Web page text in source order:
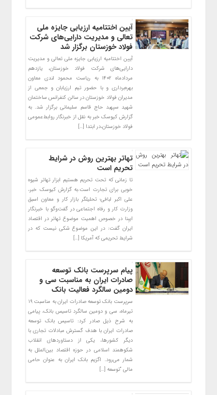
آیین اختتامیه ارزیابی جایزه ملی
تعالی و مدیریت دارایی‌های شرکت
فولاد خوزستان برگزار شد
آیین اختتامیه ارزیابی جایزه ملی تعالی و مدیریت
دارایی‌های شرکت فولاد خوزستان، یازدهم
مردادماه ۱۴۰۲ به ریاست محمود لندی معاون
بهره‌برداری و با حضور تیم ارزیابان و جمعی از
مدیران فولاد خوزستان در سالن کنفرانس ساختمان
شهید سپهبد حاج قاسم سلیمانی برگزار شد. به
گزارش کیوسک خبر به نقل از خبرنگار روابط‌عمومی
فولاد خوزستان،در ابتدا […]
تهاتر بهترین روش در شرایط
تحریم است
تا زمانی که تحت تحریم هستیم ابزار تهاتر شیوه
خوبی برای تجارت است.به گزارش کیوسک خبر،
علی اکبر لبافی؛ تحلیلگر بازار کار و معاون اسبق
وزارت کار و رفاه اجتماعی در گفت‌وگو با خبرنگار
ایبِنا در خصوص اهمیت موضوع تهاتر در اقتصاد
ایران گفت: در این موضوع شکی نیست که در
شرایط تحریمی که آمریکا […]
پیام سرپرست بانک توسعه
صادرات ایران به مناسبت سی و
دومین سالگرد فعالیت بانک
سرپرست بانک توسعه صادرات ایران به مناسبت ۱۹
تیرماه، سی و دومین سالگرد تاسیس بانک، پیامی
به شرح ذیل صادر کرد: تاسیس بانک توسعه
صادرات ایران با هدف گسترش مبادلات تجاری با
دیگر کشورها، یکی از دستاوردهای انقلاب
شکوهمند اسلامی در حوزه اقتصاد بین‌الملل به
شمار می‌رود. اگزیم بانک ایران به عنوان حامی
مالی “توسعه […]